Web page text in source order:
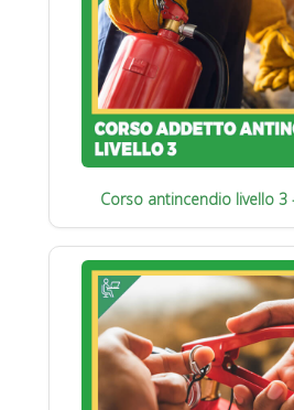
Corso antincendio livello